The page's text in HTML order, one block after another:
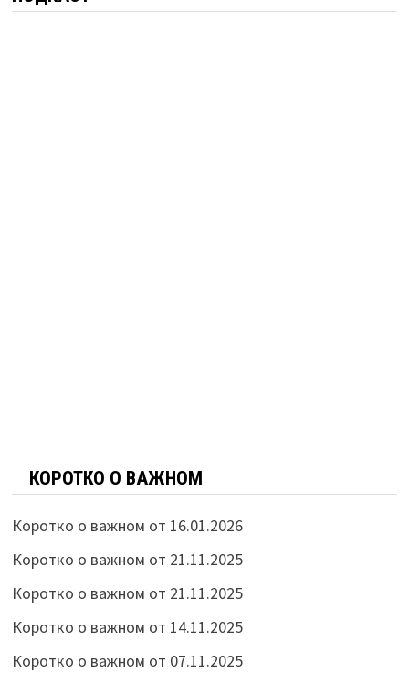
КОРОТКО О ВАЖНОМ
Коротко о важном от 16.01.2026
Коротко о важном от 21.11.2025
Коротко о важном от 21.11.2025
Коротко о важном от 14.11.2025
Коротко о важном от 07.11.2025